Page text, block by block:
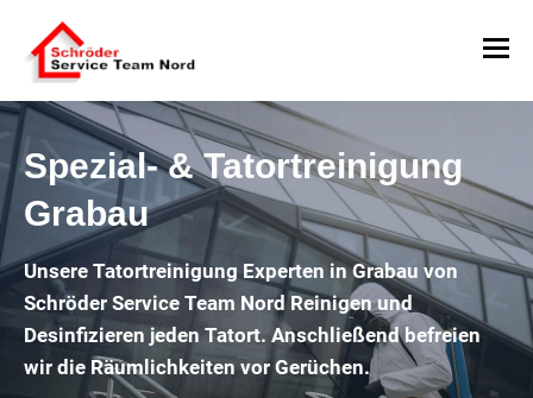
Spezial- & Tatortreinigung
Grabau
Unsere Tatortreinigung Experten in Grabau von
Schröder Service Team Nord Reinigen und
Desinfizieren jeden Tatort. Anschließend befreien
wir die Räumlichkeiten vor Gerüchen.